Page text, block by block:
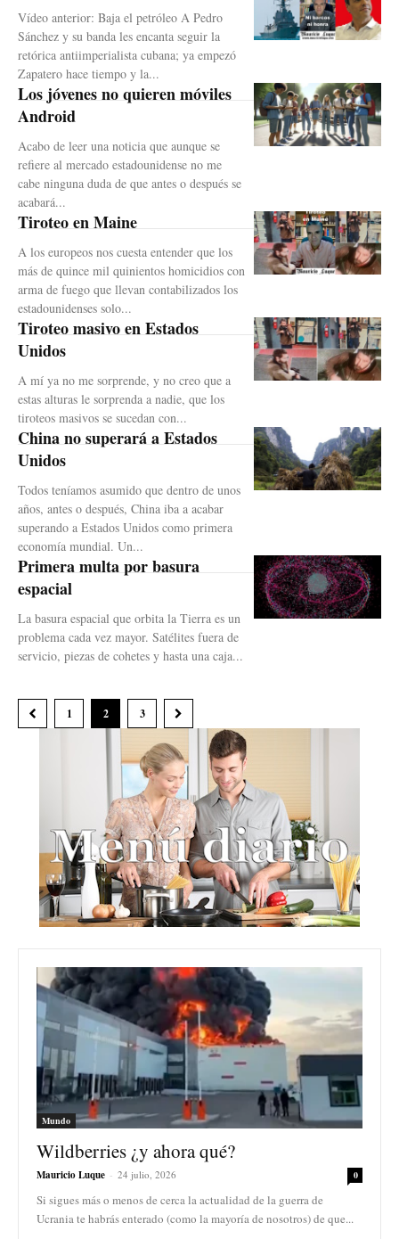
Vídeo anterior: Baja el petróleo A Pedro
Sánchez y su banda les encanta seguir la
retórica antiimperialista cubana; ya empezó
Zapatero hace tiempo y la...
Los jóvenes no quieren móviles
Android
Acabo de leer una noticia que aunque se
refiere al mercado estadounidense no me
cabe ninguna duda de que antes o después se
acabará...
Tiroteo en Maine
A los europeos nos cuesta entender que los
más de quince mil quinientos homicidios con
arma de fuego que llevan contabilizados los
estadounidenses solo...
Tiroteo masivo en Estados
Unidos
A mí ya no me sorprende, y no creo que a
estas alturas le sorprenda a nadie, que los
tiroteos masivos se sucedan con...
China no superará a Estados
Unidos
Todos teníamos asumido que dentro de unos
años, antes o después, China iba a acabar
superando a Estados Unidos como primera
economía mundial. Un...
Primera multa por basura
espacial
La basura espacial que orbita la Tierra es un
problema cada vez mayor. Satélites fuera de
servicio, piezas de cohetes y hasta una caja...
1 2 3
Mundo
Wildberries ¿y ahora qué?
Mauricio Luque - 24 julio, 2026 0
Si sigues más o menos de cerca la actualidad de la guerra de
Ucrania te habrás enterado (como la mayoría de nosotros) de que...